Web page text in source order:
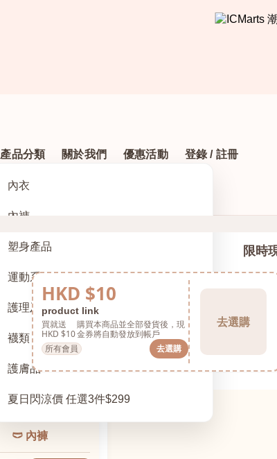
產品分類
內衣
內褲
塑身產品
運動系列
護理及配件
襪類
護膚品
夏日閃涼價 任選3件$299
關於我們 優惠活動 登錄 / 註冊
限時
HKD $10
product link
買就送
HKD $10
購買本商品並全部發貨後，現
金券將自動發放到帳戶
所有會員
去選購
去選購
🩲 內褲